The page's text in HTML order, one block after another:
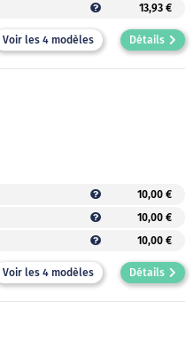
13,93 €
Voir les 4 modèles Détails
10,00 €
10,00 €
10,00 €
Voir les 4 modèles Détails